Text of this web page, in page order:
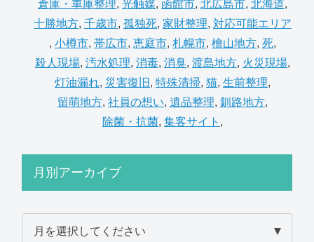
倉庫・車庫整理, 光触媒, 函館市, 北広島市, 北海道,
十勝地方, 千歳市, 孤独死, 家財整理, 対応可能エリア
, 小樽市, 帯広市, 恵庭市, 札幌市, 檜山地方, 死,
殺人現場, 汚水処理, 消毒, 消臭, 渡島地方, 火災現場,
灯油漏れ, 災害復旧 , 特殊清掃, 猫, 生前整理,
留萌地方, 社員の想い, 遺品整理, 釧路地方,
除菌・抗菌, 集客サイト ,
月別アーカイブ